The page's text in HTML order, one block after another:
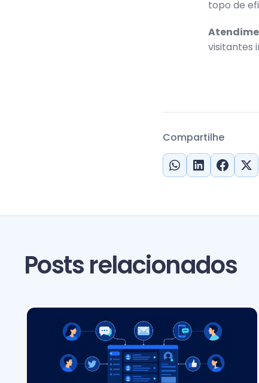
topo de
visitantes
Compartilhe
Posts relacionados